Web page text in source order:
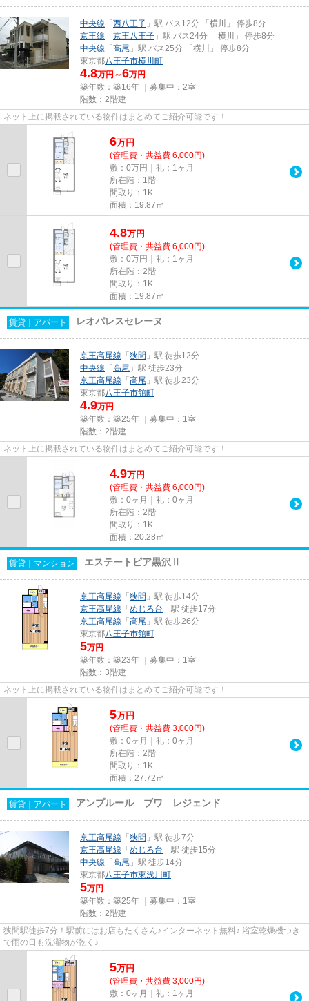
中央線 「西八王子 」駅 バス12分 「横川」 停歩8分
京王線 「京王八王子 」駅 バス24分 「横川」 停歩8分
中央線 「高尾 」駅 バス25分 「横川」 停歩8分
東京都八王子市横川町
4.8万円～6万円
築年数：築16年 ｜募集中： 2室
階数：2階建
ネット上に掲載されている物件はまとめてご紹介可能です！
6万円
(管理費・共益費 6,000円)
敷：0万円｜礼：1ヶ月
所在階：1階
間取り：1K
面積：19.87㎡
4.8万円
(管理費・共益費 6,000円)
敷：0万円｜礼：1ヶ月
所在階：2階
間取り：1K
面積：19.87㎡
賃貸｜アパート レオパレスセレーヌ
京王高尾線 「狭間 」駅 徒歩12分
中央線 「高尾 」駅 徒歩23分
京王高尾線 「高尾 」駅 徒歩23分
東京都八王子市館町
4.9万円
築年数：築25年 ｜募集中： 1室
階数：2階建
ネット上に掲載されている物件はまとめてご紹介可能です！
4.9万円
(管理費・共益費 6,000円)
敷：0ヶ月｜礼：0ヶ月
所在階：2階
間取り：1K
面積：20.28㎡
賃貸｜マンション エステートピア黒沢Ⅱ
京王高尾線 「狭間 」駅 徒歩14分
京王高尾線 「めじろ台 」駅 徒歩17分
京王高尾線 「高尾 」駅 徒歩26分
東京都八王子市館町
5万円
築年数：築23年 ｜募集中： 1室
階数：3階建
ネット上に掲載されている物件はまとめてご紹介可能です！
5万円
(管理費・共益費 3,000円)
敷：0ヶ月｜礼：0ヶ月
所在階：2階
間取り：1K
面積：27.72㎡
賃貸｜アパート アンプルール ブワ レジェンド
京王高尾線 「狭間 」駅 徒歩7分
京王高尾線 「めじろ台 」駅 徒歩15分
中央線 「高尾 」駅 徒歩14分
東京都八王子市東浅川町
5万円
築年数：築25年 ｜募集中： 1室
階数：2階建
狭間駅徒歩7分！駅前にはお店もたくさん♪インターネット無料♪ 浴室乾燥機つき
で雨の日も洗濯物が乾く♪
5万円
(管理費・共益費 3,000円)
敷：0ヶ月｜礼：1ヶ月